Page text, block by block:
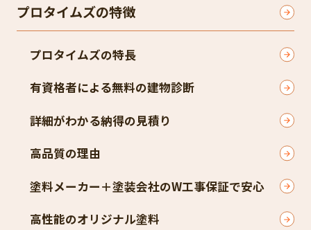
プロタイムズの特徴
プロタイムズの特長
有資格者による無料の建物診断
詳細がわかる納得の見積り
高品質の理由
塗料メーカー＋塗装会社のW工事保証で安心
高性能のオリジナル塗料